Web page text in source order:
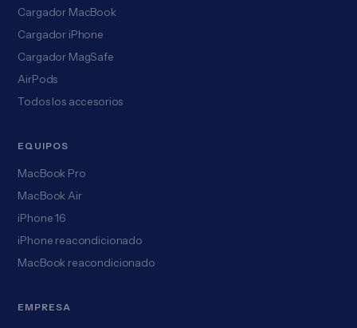
Cargador MacBook
Cargador iPhone
Cargador MagSafe
AirPods
Todos los accesorios
EQUIPOS
MacBook Pro
MacBook Air
iPhone 16
iPhone reacondicionado
MacBook reacondicionado
EMPRESA